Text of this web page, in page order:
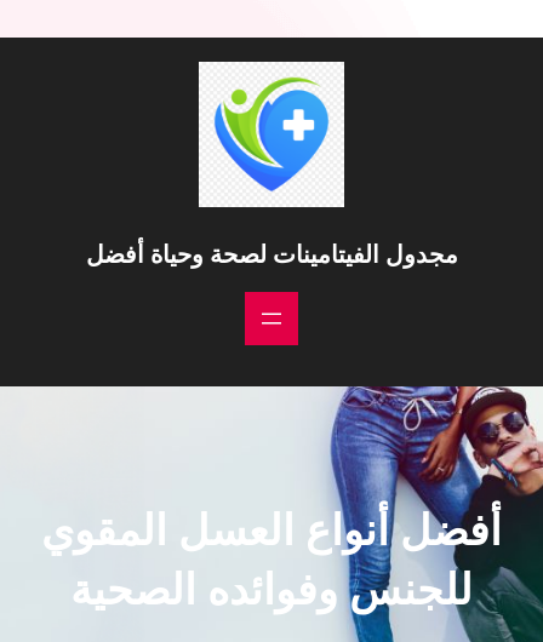
مجدول الفيتامينات لصحة وحياة أفضل
أفضل أنواع العسل المقوي
للجنس وفوائده الصحية